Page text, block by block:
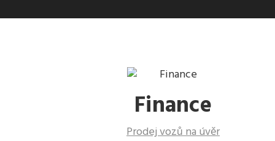
Finance
Prodej vozů na úvěr